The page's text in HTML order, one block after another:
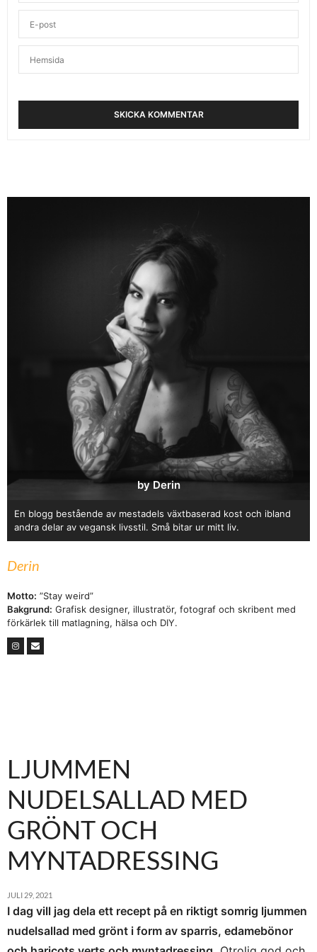
by Derin
En blogg bestående av mestadels växtbaserad kost och ibland
andra delar av vegansk livsstil. Små bitar ur mitt liv.
Derin
Motto: ”Stay weird”
Bakgrund: Grafisk designer, illustratör, fotograf och skribent med
förkärlek till matlagning, hälsa och DIY.
LJUMMEN
NUDELSALLAD MED
GRÖNT OCH
MYNTADRESSING
JULI 29, 2021
I dag vill jag dela ett recept på en riktigt somrig ljummen
nudelsallad med grönt i form av sparris, edamebönor